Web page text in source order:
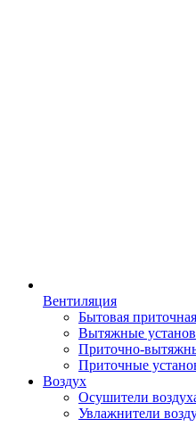
Вентиляция
Бытовая
Вытяжные
Приточно-
Приточные
Воздух
Осушители
Увлажнители